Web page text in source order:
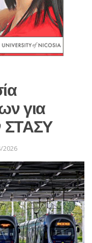
για
ΣΤΑΣΥ
2026